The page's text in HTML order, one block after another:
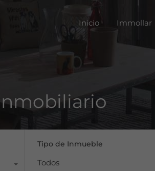
Inicio Immollar
Tipo de Inmueble
Todos